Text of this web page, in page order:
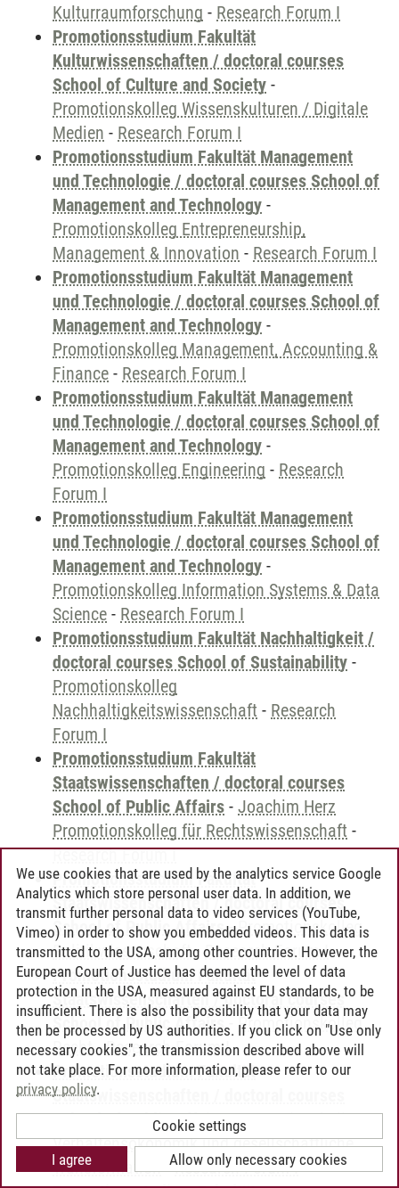
Kulturraumforschung - Research Forum I
Promotionsstudium Fakultät
Kulturwissenschaften / doctoral courses
School of Culture and Society -
Promotionskolleg Wissenskulturen / Digitale
Medien - Research Forum I
Promotionsstudium Fakultät Management
und Technologie / doctoral courses School of
Management and Technology -
Promotionskolleg Entrepreneurship,
Management & Innovation - Research Forum I
Promotionsstudium Fakultät Management
und Technologie / doctoral courses School of
Management and Technology -
Promotionskolleg Management, Accounting &
Finance - Research Forum I
Promotionsstudium Fakultät Management
und Technologie / doctoral courses School of
Management and Technology -
Promotionskolleg Engineering - Research
Forum I
Promotionsstudium Fakultät Management
und Technologie / doctoral courses School of
Management and Technology -
Promotionskolleg Information Systems & Data
Science - Research Forum I
Promotionsstudium Fakultät Nachhaltigkeit /
doctoral courses School of Sustainability -
Promotionskolleg
Nachhaltigkeitswissenschaft - Research
Forum I
Promotionsstudium Fakultät
Staatswissenschaften / doctoral courses
School of Public Affairs - Joachim Herz
Promotionskolleg für Rechtswissenschaft -
Research Forum I
Promotionsstudium Fakultät
Staatswissenschaften / doctoral courses
School of Public Affairs-Promotionskolleg
Politikwissenschaft-Research Forum I
Promotionsstudium Fakultät
Staatswissenschaften / doctoral courses
School of Public Affairs-Promotionskolleg
Recht-Research Forum I
Promotionsstudium Fakultät
Staatswissenschaften / doctoral courses
School of Public Affairs-Promotionskolleg
Verhaltensökonomik und gesellschaftliche
Transformation-Research Forum I
We use cookies that are used by the analytics service Google
Analytics which store personal user data. In addition, we
transmit further personal data to video services (YouTube,
Vimeo) in order to show you embedded videos. This data is
transmitted to the USA, among other countries. However, the
European Court of Justice has deemed the level of data
protection in the USA, measured against EU standards, to be
insufficient. There is also the possibility that your data may
then be processed by US authorities. If you click on "Use only
necessary cookies", the transmission described above will
not take place. For more information, please refer to our
privacy policy.
Cookie settings
Allow only necessary cookies
I agree